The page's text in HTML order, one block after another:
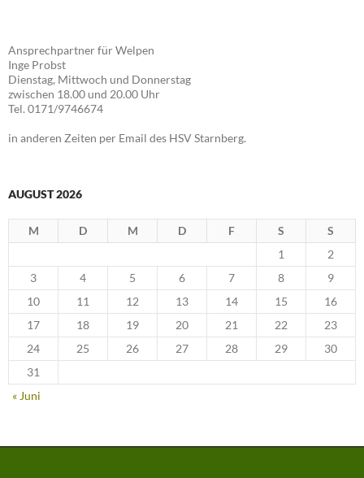
Ansprechpartner für Welpen
Inge Probst
Dienstag, Mittwoch und Donnerstag
zwischen 18.00 und 20.00 Uhr
Tel. 0171/9746674
in anderen Zeiten per Email des HSV Starnberg.
AUGUST 2026
M D M D F S
S
1
2
3
4 5 6 7 8
9
10
11 12 13 14 15
16
17
18 19 20 21 22
23
24
25 26 27 28 29
30
31
« Juni